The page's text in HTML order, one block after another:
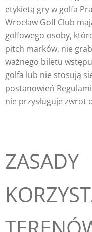
etykietą gry w golfa
Wrocław Golf Club
golfowego osoby,
pitch marków, nie
ważnego biletu
golfa lub nie stosują
postanowień
nie przysługuje zwrot
ZASADY